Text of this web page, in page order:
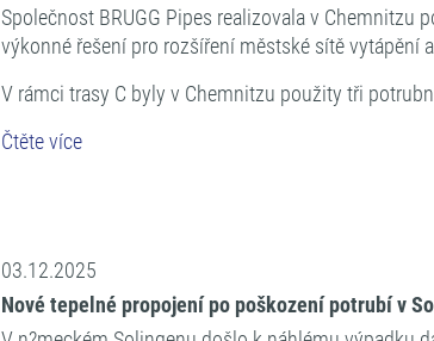
Společnost BRUGG Pipes realizovala v Chemnitzu
výkonné řešení pro rozšíření městské sítě vytápění
V rámci trasy C byly v Chemnitzu použity tři
Čtěte více
03.12.2025
Nové tepelné propojení po poškození potrubí v